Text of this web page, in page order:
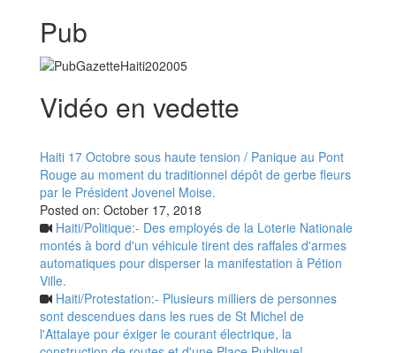
Pub
Vidéo en vedette
Haiti 17 Octobre sous haute tension / Panique au Pont
Rouge au moment du traditionnel dépôt de gerbe fleurs
par le Président Jovenel Moise.
Posted on: October 17, 2018
Haiti/Politique:- Des employés de la Loterie Nationale
montés à bord d'un véhicule tirent des raffales d'armes
automatiques pour disperser la manifestation à Pétion
Ville.
Haiti/Protestation:- Plusieurs milliers de personnes
sont descendues dans les rues de St Michel de
l'Attalaye pour éxiger le courant électrique, la